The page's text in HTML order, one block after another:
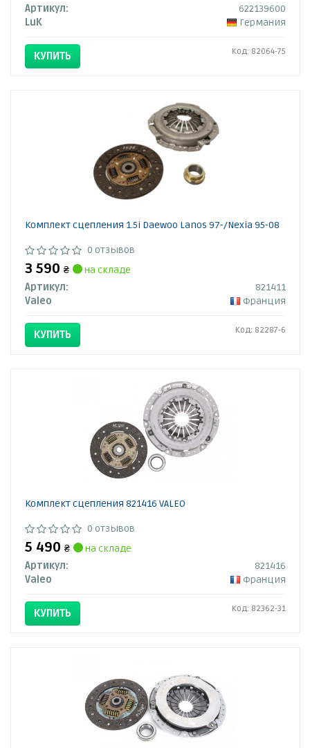
Артикул:
622139600
LuK
Германия
КУПИТЬ Код: 82064-75
Комплект сцепления 1.5i Daewoo Lanos 97-/Nexia 95-08
0 отзывов
3 590 ₴
на складе
Артикул:
821411
Valeo
Франция
КУПИТЬ Код: 82287-6
Комплект сцепления 821416 VALEO
0 отзывов
5 490 ₴
на складе
Артикул:
821416
Valeo
Франция
КУПИТЬ Код: 82362-31